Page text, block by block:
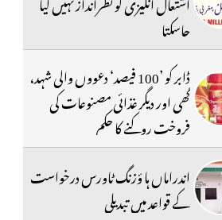
جاسکتا
ڈابر کو ’100 فیصد‘ دعووں والی شہد،
گھی اور دیگر غذائی مصنوعات کی
فروخت روکنے کا حکم
اندراماں ہا ؤزنگ ٹاورس درخواست
کے قواعد میں تبدیلی